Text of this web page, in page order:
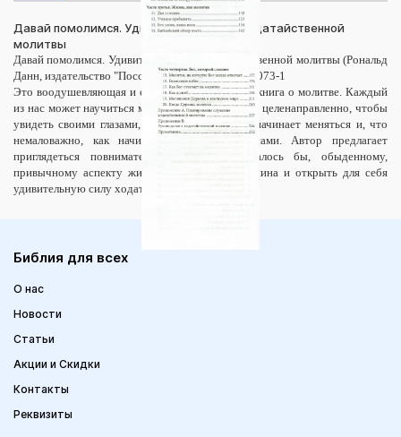
Давай помолимся. Удивительная сила ходатайственной
молитвы
Давай помолимся. Удивительная сила ходатайственной молитвы (Рональд
Данн, издательство "Посох") ISBN 978-5-93958-073-1
Это воодушевляющая и очень содержательная книга о молитве. Каждый
из нас может научиться молиться осмысленно и целенаправленно, чтобы
увидеть своими глазами, как мир во круг нас начинает меняться и, что
немаловажно, как начинаем меняться мы сами. Автор предлагает
приглядеться повнимательнее к этому, казалось бы, обыденному,
привычному аспекту жизни каждого христианина и открыть для себя
удивительную силу ходатайственной молитвы.
Библия для всех
О нас
Новости
Статьи
Акции и Скидки
Контакты
Реквизиты